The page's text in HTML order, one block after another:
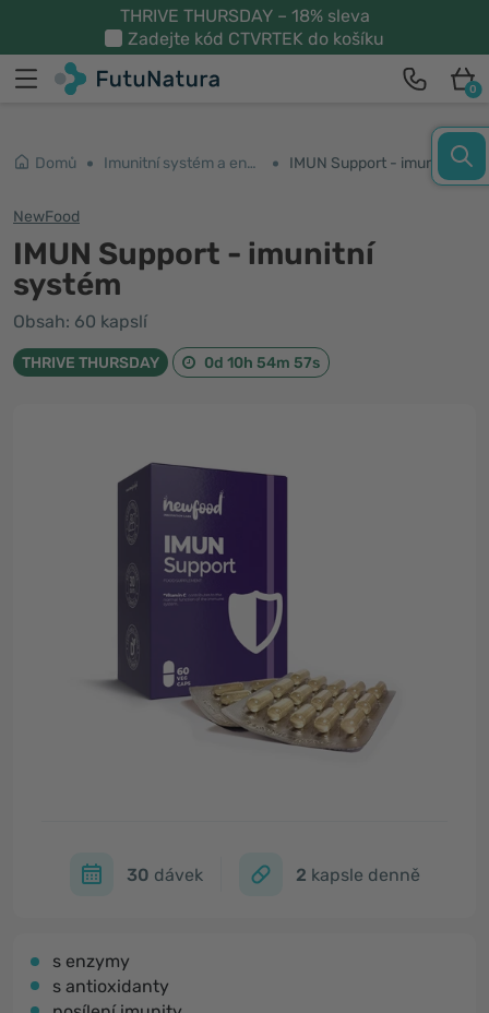
THRIVE THURSDAY – 18% sleva
Zadejte kód CTVRTEK do košíku
0
Domů Imunitní systém a energie IMUN Support - imunitní systém
NewFood
IMUN Support - imunitní
systém
Obsah: 60 kapslí
THRIVE THURSDAY 0d 10h 54m 57s
30 dávek 2 kapsle denně
s enzymy
s antioxidanty